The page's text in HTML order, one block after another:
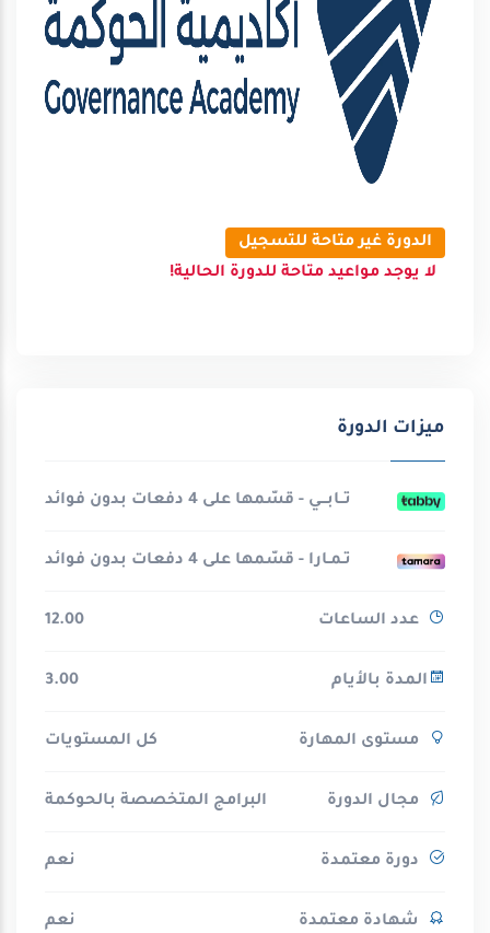
الدورة غير متاحة للتسجيل
لا يوجد مواعيد متاحة للدورة الحالية!
ميزات الدورة
تــابـــي - قسّمها على 4 دفعات بدون فوائد
تـمـارا - قسّمها على 4 دفعات بدون فوائد
عدد الساعات 12.00
المدة بالأيام 3.00
مستوى المهارة كل المستويات
مجال الدورة البرامج المتخصصة بالحوكمة
دورة معتمدة نعم
شهادة معتمدة نعم